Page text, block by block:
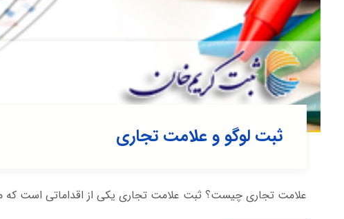
ثبت لوگو و علامت تجاری
علامت تجاری چیست؟ ثبت علامت تجاری یکی از اقداماتی است